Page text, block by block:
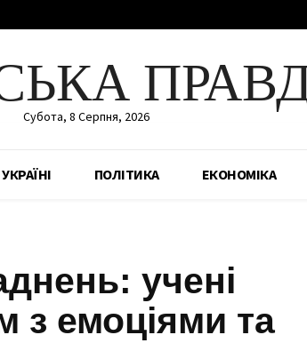
Субота, 8 Серпня, 2026
ПОЛІТИКА ЕКОНОМІКА
учені
з емоціями та